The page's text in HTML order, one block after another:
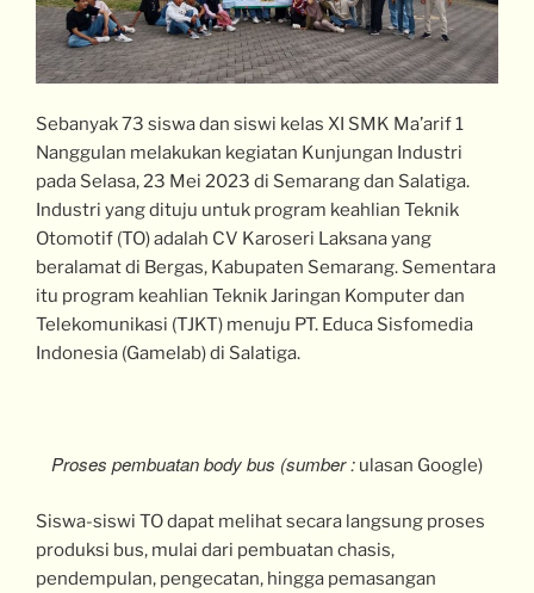
Sebanyak 73 siswa dan siswi kelas XI SMK Ma’arif 1
Nanggulan melakukan kegiatan Kunjungan Industri
pada Selasa, 23 Mei 2023 di Semarang dan Salatiga.
Industri yang dituju untuk program keahlian Teknik
Otomotif (TO) adalah CV Karoseri Laksana yang
beralamat di Bergas, Kabupaten Semarang. Sementara
itu program keahlian Teknik Jaringan Komputer dan
Telekomunikasi (TJKT) menuju PT. Educa Sisfomedia
Indonesia (Gamelab) di Salatiga.
Proses pembuatan body bus (sumber : ulasan Google)
Siswa-siswi TO dapat melihat secara langsung proses
produksi bus, mulai dari pembuatan chasis,
pendempulan, pengecatan, hingga pemasangan